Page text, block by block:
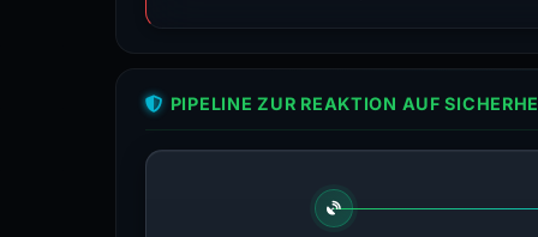
PIPELINE ZUR REAKTION AUF